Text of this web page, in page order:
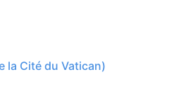
Cité du Vatican)